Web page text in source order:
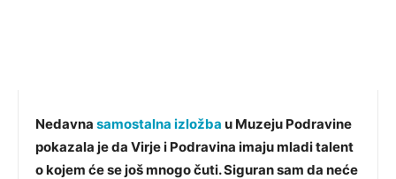
Nedavna samostalna izložba u Muzeju Podravine
pokazala je da Virje i Podravina imaju mladi talent
o kojem će se još mnogo čuti. Siguran sam da neće